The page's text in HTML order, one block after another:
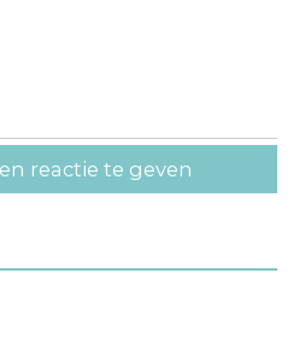
reactie te geven